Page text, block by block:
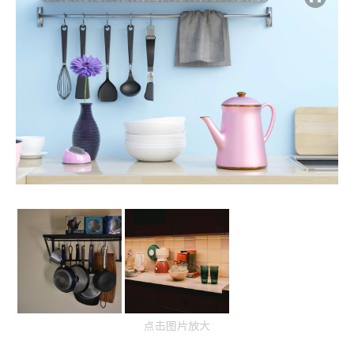
点击图片放大